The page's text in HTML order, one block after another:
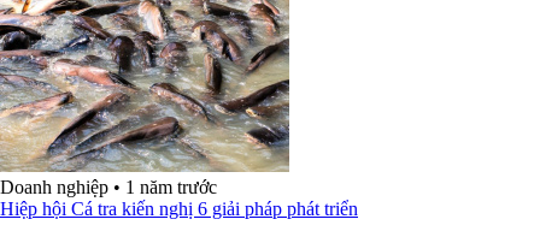
Doanh nghiệp • 1 năm trước
Hiệp hội Cá tra kiến nghị 6 giải pháp phát triển